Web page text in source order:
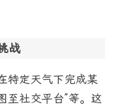
战
特定天气下完成某
至社交平台”等。这